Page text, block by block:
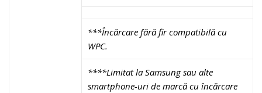
***Încărcare fără fir compatibilă cu
WPC.
****Limitat la Samsung sau alte
smartphone-uri de marcă cu încărcare